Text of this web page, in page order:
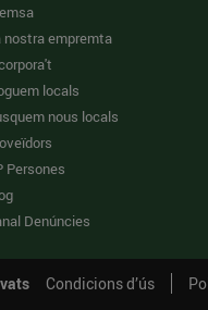
nostra empremta
locals
nous locals
Persones
Denúncies
Condicions d’ús